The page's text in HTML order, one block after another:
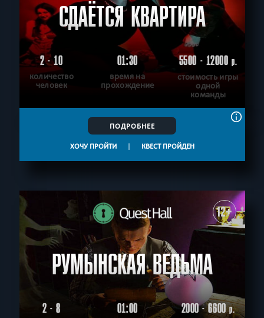
СДАЁТСЯ КВАРТИРА
2 - 10
количество
человек
01:30
время на
прохождение
5500 - 12000р.
стоимость игры
одной
команды
ПОДРОБНЕЕ
ХОЧУ ПРОЙТИ | КВЕСТ ПРОЙДЕН
12+
РУМЫНСКАЯ ВЕДЬМА
2 - 8 01:00 2000 - 6600р.